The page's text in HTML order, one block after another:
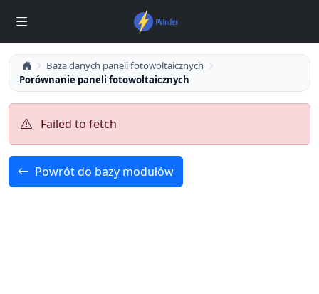
Baza danych paneli fotowoltaicznych
Porównanie paneli fotowoltaicznych
Failed to fetch
Powrót do bazy modułów